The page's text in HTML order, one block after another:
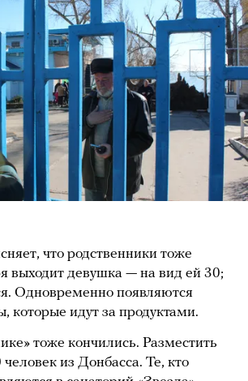
что родственники тоже
выходит девушка — на вид ей 30;
Одновременно появляются
которые идут за продуктами.
тоже кончились. Разместить
человек из Донбасса. Те, кто